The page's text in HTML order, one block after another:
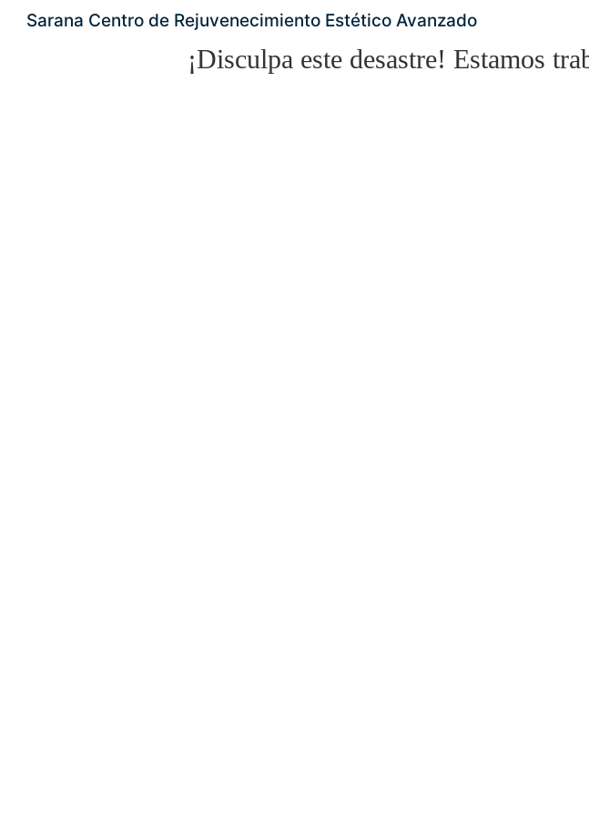
Sarana Centro de Rejuvenecimiento Estético Avanzado
¡Disculpa este desastre! Estamos